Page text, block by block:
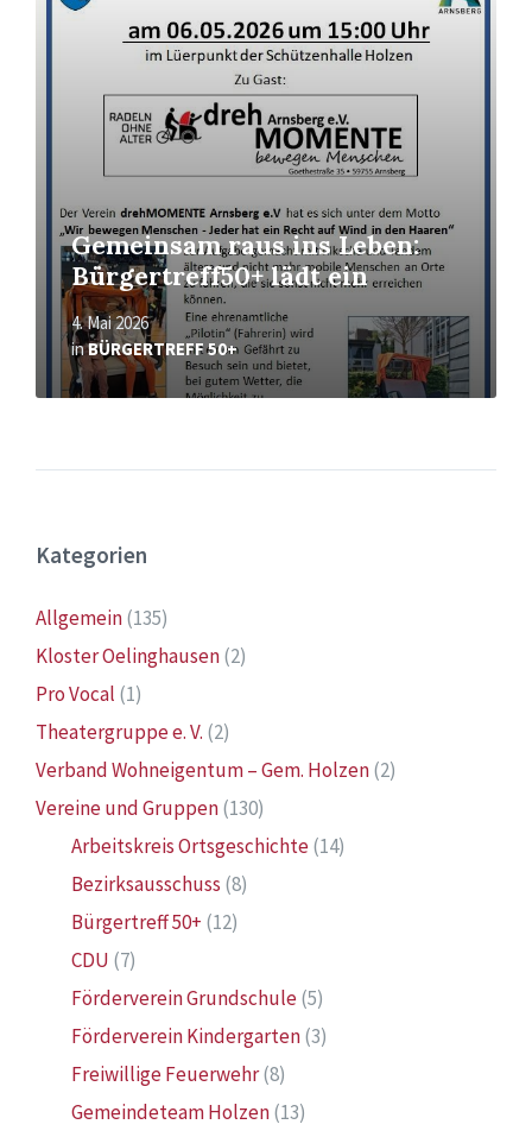
Gemeinsam raus ins Leben:
Bürgertreff50+ lädt ein
4. Mai 2026
inBÜRGERTREFF 50+
Kategorien
Allgemein(135)
Kloster Oelinghausen(2)
Pro Vocal (1)
Theatergruppe e. V. (2)
Verband Wohneigentum – Gem. Holzen(2)
Vereine und Gruppen(130)
Arbeitskreis Ortsgeschichte(14)
Bezirksausschuss (8)
Bürgertreff 50+ (12)
CDU (7)
Förderverein Grundschule(5)
Förderverein Kindergarten(3)
Freiwillige Feuerwehr(8)
Gemeindeteam Holzen(13)